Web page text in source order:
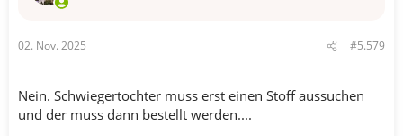
:
02. Nov. 2025 #5.579
Nein. Schwiegertochter muss erst einen Stoff aussuchen
und der muss dann bestellt werden....